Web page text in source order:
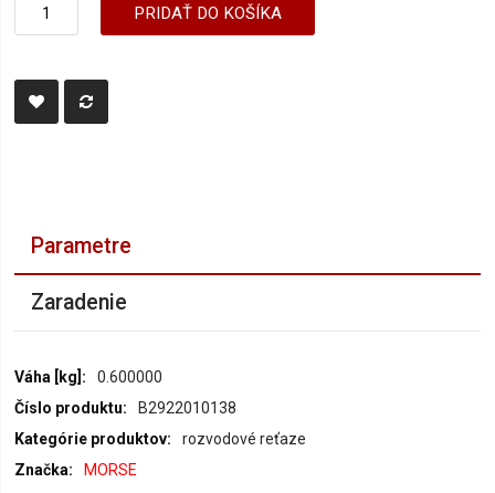
PRIDAŤ DO KOŠÍKA
Parametre
Zaradenie
Parametre
0.600000
B2922010138
rozvodové reťaze
MORSE